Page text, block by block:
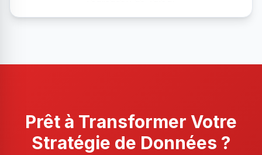
Prêt à Transformer Votre
Stratégie de Données ?